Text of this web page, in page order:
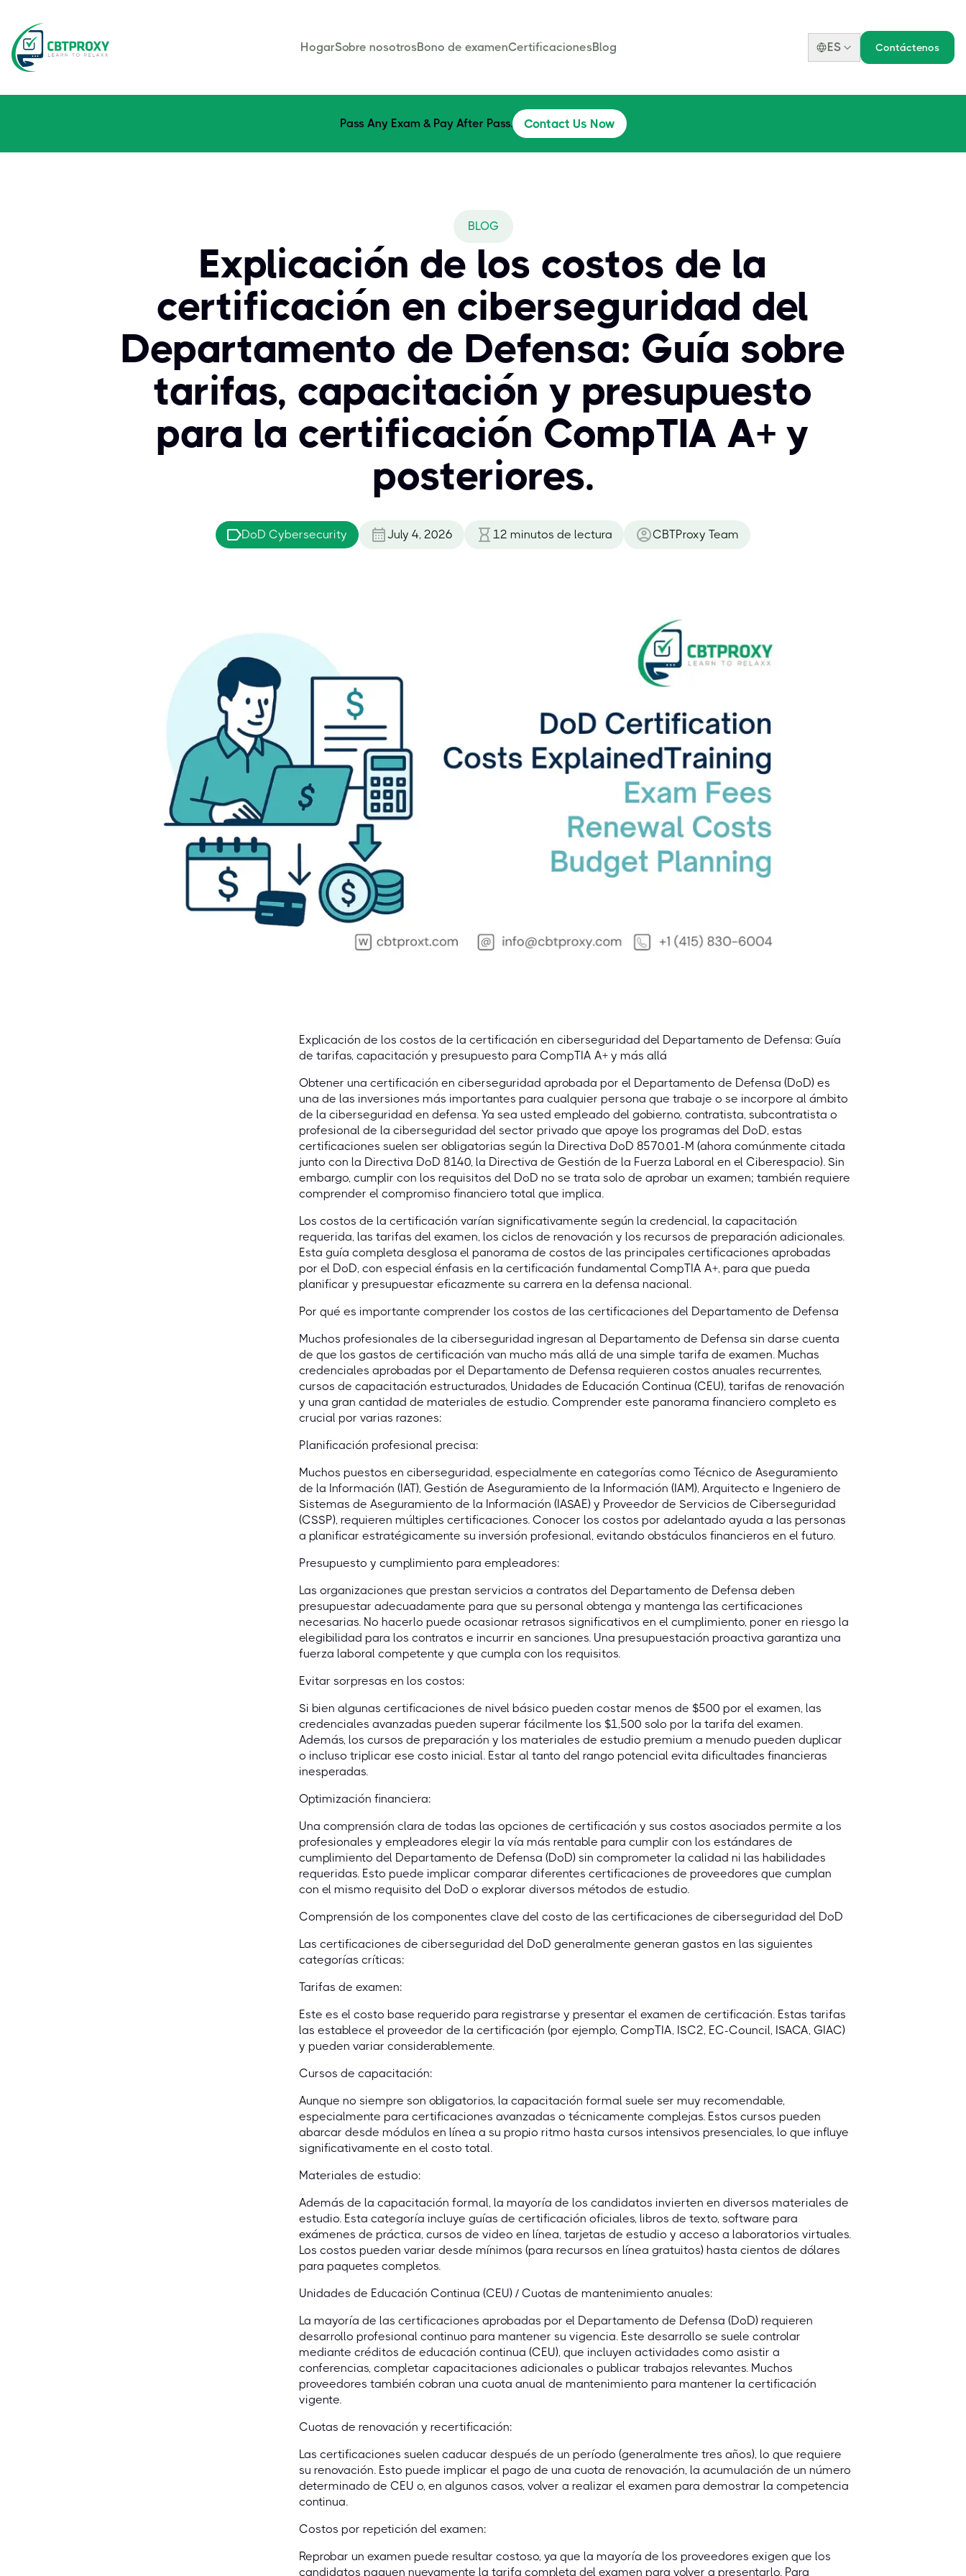
HogarSobre nosotrosBono de examenCertificacionesBlog ES Contáctenos
Pass Any Exam & Pay After Pass. Contact Us Now
BLOG
Explicación de los costos de la
certificación en ciberseguridad del
Departamento de Defensa: Guía sobre
tarifas, capacitación y presupuesto
para la certificación CompTIA A+ y
posteriores.
DoD Cybersecurity July 4, 2026 12 minutos de lectura CBTProxy Team
Explicación de los costos de la certificación en ciberseguridad del Departamento de Defensa: Guía
de tarifas, capacitación y presupuesto para CompTIA A+ y más allá
Obtener una certificación en ciberseguridad aprobada por el Departamento de Defensa (DoD) es
una de las inversiones más importantes para cualquier persona que trabaje o se incorpore al ámbito
de la ciberseguridad en defensa. Ya sea usted empleado del gobierno, contratista, subcontratista o
profesional de la ciberseguridad del sector privado que apoye los programas del DoD, estas
certificaciones suelen ser obligatorias según la Directiva DoD 8570.01-M (ahora comúnmente citada
junto con la Directiva DoD 8140, la Directiva de Gestión de la Fuerza Laboral en el Ciberespacio). Sin
embargo, cumplir con los requisitos del DoD no se trata solo de aprobar un examen; también requiere
comprender el compromiso financiero total que implica.
Los costos de la certificación varían significativamente según la credencial, la capacitación
requerida, las tarifas del examen, los ciclos de renovación y los recursos de preparación adicionales.
Esta guía completa desglosa el panorama de costos de las principales certificaciones aprobadas
por el DoD, con especial énfasis en la certificación fundamental CompTIA A+, para que pueda
planificar y presupuestar eficazmente su carrera en la defensa nacional.
Por qué es importante comprender los costos de las certificaciones del Departamento de Defensa
Muchos profesionales de la ciberseguridad ingresan al Departamento de Defensa sin darse cuenta
de que los gastos de certificación van mucho más allá de una simple tarifa de examen. Muchas
credenciales aprobadas por el Departamento de Defensa requieren costos anuales recurrentes,
cursos de capacitación estructurados, Unidades de Educación Continua (CEU), tarifas de renovación
y una gran cantidad de materiales de estudio. Comprender este panorama financiero completo es
crucial por varias razones:
Planificación profesional precisa:
Muchos puestos en ciberseguridad, especialmente en categorías como Técnico de Aseguramiento
de la Información (IAT), Gestión de Aseguramiento de la Información (IAM), Arquitecto e Ingeniero de
Sistemas de Aseguramiento de la Información (IASAE) y Proveedor de Servicios de Ciberseguridad
(CSSP), requieren múltiples certificaciones. Conocer los costos por adelantado ayuda a las personas
a planificar estratégicamente su inversión profesional, evitando obstáculos financieros en el futuro.
Presupuesto y cumplimiento para empleadores:
Las organizaciones que prestan servicios a contratos del Departamento de Defensa deben
presupuestar adecuadamente para que su personal obtenga y mantenga las certificaciones
necesarias. No hacerlo puede ocasionar retrasos significativos en el cumplimiento, poner en riesgo la
elegibilidad para los contratos e incurrir en sanciones. Una presupuestación proactiva garantiza una
fuerza laboral competente y que cumpla con los requisitos.
Evitar sorpresas en los costos:
Si bien algunas certificaciones de nivel básico pueden costar menos de $500 por el examen, las
credenciales avanzadas pueden superar fácilmente los $1,500 solo por la tarifa del examen.
Además, los cursos de preparación y los materiales de estudio premium a menudo pueden duplicar
o incluso triplicar ese costo inicial. Estar al tanto del rango potencial evita dificultades financieras
inesperadas.
Optimización financiera:
Una comprensión clara de todas las opciones de certificación y sus costos asociados permite a los
profesionales y empleadores elegir la vía más rentable para cumplir con los estándares de
cumplimiento del Departamento de Defensa (DoD) sin comprometer la calidad ni las habilidades
requeridas. Esto puede implicar comparar diferentes certificaciones de proveedores que cumplan
con el mismo requisito del DoD o explorar diversos métodos de estudio.
Comprensión de los componentes clave del costo de las certificaciones de ciberseguridad del DoD
Las certificaciones de ciberseguridad del DoD generalmente generan gastos en las siguientes
categorías críticas:
Tarifas de examen:
Este es el costo base requerido para registrarse y presentar el examen de certificación. Estas tarifas
las establece el proveedor de la certificación (por ejemplo, CompTIA, ISC2, EC-Council, ISACA, GIAC)
y pueden variar considerablemente.
Cursos de capacitación:
Aunque no siempre son obligatorios, la capacitación formal suele ser muy recomendable,
especialmente para certificaciones avanzadas o técnicamente complejas. Estos cursos pueden
abarcar desde módulos en línea a su propio ritmo hasta cursos intensivos presenciales, lo que influye
significativamente en el costo total.
Materiales de estudio:
Además de la capacitación formal, la mayoría de los candidatos invierten en diversos materiales de
estudio. Esta categoría incluye guías de certificación oficiales, libros de texto, software para
exámenes de práctica, cursos de video en línea, tarjetas de estudio y acceso a laboratorios virtuales.
Los costos pueden variar desde mínimos (para recursos en línea gratuitos) hasta cientos de dólares
para paquetes completos.
Unidades de Educación Continua (CEU) / Cuotas de mantenimiento anuales:
La mayoría de las certificaciones aprobadas por el Departamento de Defensa (DoD) requieren
desarrollo profesional continuo para mantener su vigencia. Este desarrollo se suele controlar
mediante créditos de educación continua (CEU), que incluyen actividades como asistir a
conferencias, completar capacitaciones adicionales o publicar trabajos relevantes. Muchos
proveedores también cobran una cuota anual de mantenimiento para mantener la certificación
vigente.
Cuotas de renovación y recertificación:
Las certificaciones suelen caducar después de un período (generalmente tres años), lo que requiere
su renovación. Esto puede implicar el pago de una cuota de renovación, la acumulación de un número
determinado de CEU o, en algunos casos, volver a realizar el examen para demostrar la competencia
continua.
Costos por repetición del examen:
Reprobar un examen puede resultar costoso, ya que la mayoría de los proveedores exigen que los
candidatos paguen nuevamente la tarifa completa del examen para volver a presentarlo. Para